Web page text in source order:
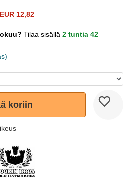
EUR 12,82
Tilaa sisällä 2 tuntia 42
koriin